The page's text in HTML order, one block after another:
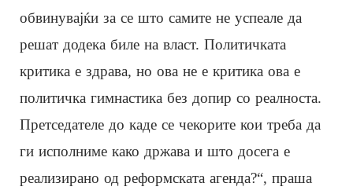
обвинувајќи за се што самите не успеале да
решат додека биле на власт. Политичката
критика е здрава, но ова не е критика ова е
политичка гимнастика без допир со реалноста.
Претседателе до каде се чекорите кои треба да
ги исполниме како држава и што досега е
реализирано од реформската агенда?“, праша